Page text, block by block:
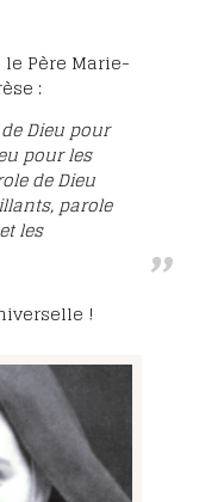
Père Marie-
:
Dieu pour
pour les
de Dieu
parole
les
!